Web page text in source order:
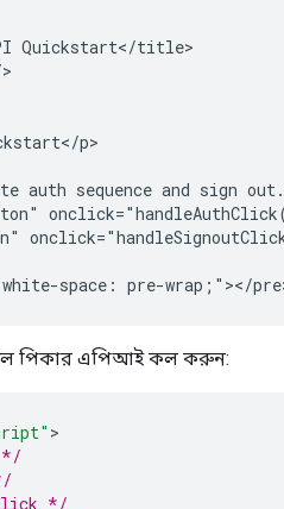
Quickstart</title>
p>
auth sequence and sign
গুগল পিকার এপিআই কল করুন:
*/
*/